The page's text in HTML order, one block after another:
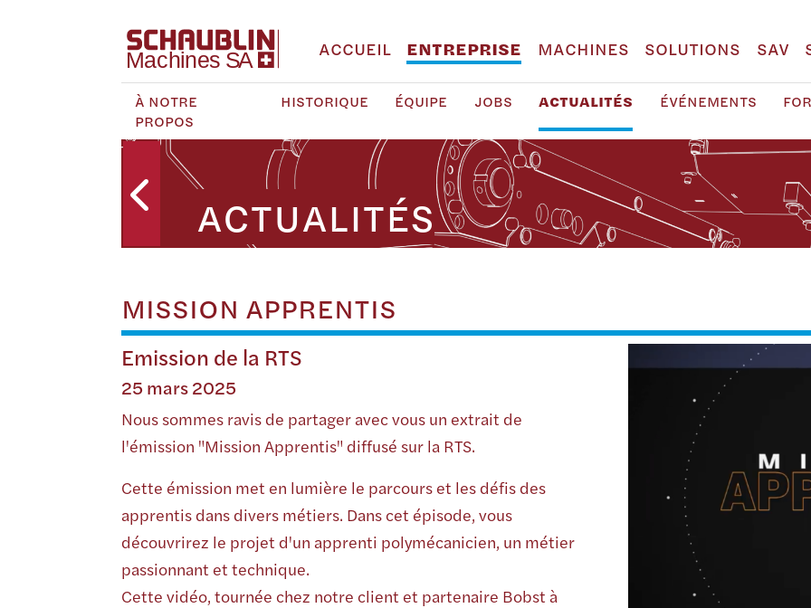
ACCUEIL ENTREPRISE MACHINES SOLUTIONS SAV
À NOTRE
PROPOS
HISTORIQUE ÉQUIPE JOBS ACTUALITÉS ÉVÉNEMENTS
ACTUALITÉS
MISSION APPRENTIS
Emission de la RTS
25 mars 2025
Nous sommes ravis de partager avec vous un extrait de
l'émission "Mission Apprentis" diffusé sur la RTS.
Cette émission met en lumière le parcours et les défis des
apprentis dans divers métiers. Dans cet épisode, vous
découvrirez le projet d'un apprenti polymécanicien, un métier
passionnant et technique.
Cette vidéo, tournée chez notre client et partenaire Bobst à